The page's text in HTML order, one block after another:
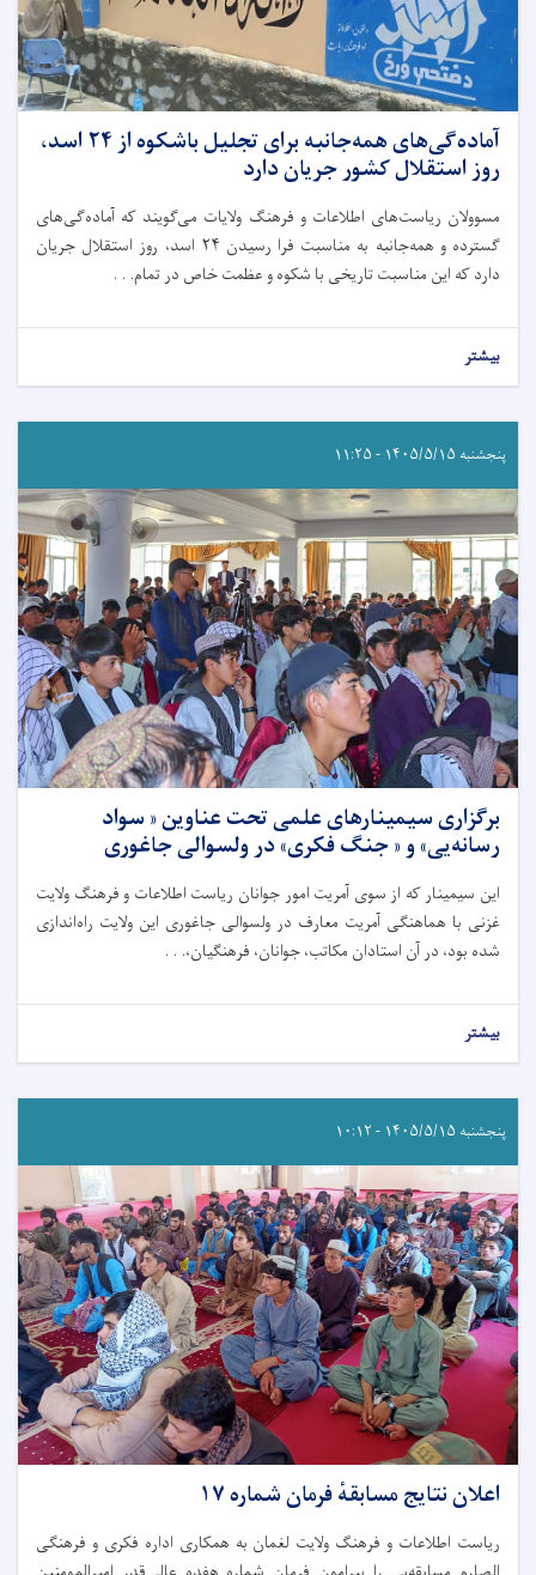
آماده‌گی‌‌های همه‌جانبه برای تجلیل باشکوه از ۲۴ اسد،
روز استقلال کشور جریان دارد
مسوولان ریاست‌های اطلاعات و فرهنگ ولایات می‌گویند که آماده‌گی‌های
گسترده و همه‌جانبه به مناسبت فرا رسیدن ۲۴ اسد، روز استقلال جریان
دارد که این مناسبت تاریخی با شکوه و عظمت خاص در تمام. . .
بیشتر
پنجشنبه ۱۴۰۵/۵/۱۵ - ۱۱:۲۵
برگزاری سیمینار‌های علمی تحت عناوین « سواد
رسانه‌یی» و « جنگ فکری» در ولسوالی جاغوری
این سیمینار که از سوی آمریت امور جوانان ریاست اطلاعات و فرهنگ ولایت
غزنی با هماهنگی آمریت معارف در ولسوالی جاغوری این ولایت راه‌اندازی
شده بود، در آن استادان مکاتب، جوانان، فرهنگیان،. . .
بیشتر
پنجشنبه ۱۴۰۵/۵/۱۵ - ۱۰:۱۲
اعلان نتایج مسابقهٔ فرمان شماره ۱۷
ریاست اطلاعات و فرهنگ ولایت لغمان به همکاری اداره فکری و فرهنگی